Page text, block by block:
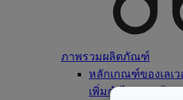
ภาพรวมผลิตภัณฑ์
หลักเกณฑ์ของเลเว
เพิ่มกำไรสูงสุดด้วยเ